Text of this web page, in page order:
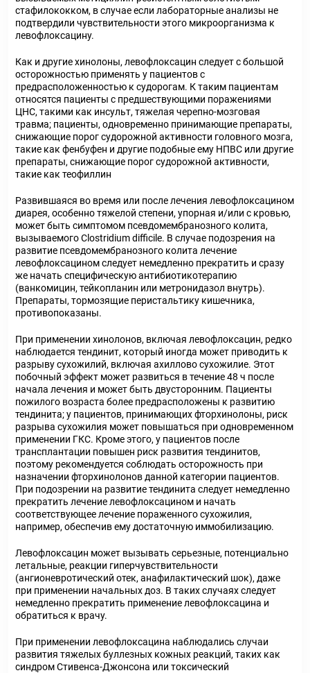
стафилококком, в случае если лабораторные анализы не
подтвердили чувствительности этого микроорганизма к
левофлоксацину.
Как и другие хинолоны, левофлоксацин следует с большой
осторожностью применять у пациентов с
предрасположенностью к судорогам. К таким пациентам
относятся пациенты с предшествующими поражениями
ЦНС, такими как инсульт, тяжелая черепно-мозговая
травма; пациенты, одновременно принимающие препараты,
снижающие порог судорожной активности головного мозга,
такие как фенбуфен и другие подобные ему НПВС или другие
препараты, снижающие порог судорожной активности,
такие как теофиллин
Развившаяся во время или после лечения левофлоксацином
диарея, особенно тяжелой степени, упорная и/или с кровью,
может быть симптомом псевдомембранозного колита,
вызываемого Clostridium difficile. В случае подозрения на
развитие псевдомембранозного колита лечение
левофлоксацином следует немедленно прекратить и сразу
же начать специфическую антибиотикотерапию
(ванкомицин, тейкопланин или метронидазол внутрь).
Препараты, тормозящие перистальтику кишечника,
противопоказаны.
При применении хинолонов, включая левофлоксацин, редко
наблюдается тендинит, который иногда может приводить к
разрыву сухожилий, включая ахиллово сухожилие. Этот
побочный эффект может развиться в течение 48 ч после
начала лечения и может быть двусторонним. Пациенты
пожилого возраста более предрасположены к развитию
тендинита; у пациентов, принимающих фторхинолоны, риск
разрыва сухожилия может повышаться при одновременном
применении ГКС. Кроме этого, у пациентов после
трансплантации повышен риск развития тендинитов,
поэтому рекомендуется соблюдать осторожность при
назначении фторхинолонов данной категории пациентов.
При подозрении на развитие тендинита следует немедленно
прекратить лечение левофлоксацином и начать
соответствующее лечение пораженного сухожилия,
например, обеспечив ему достаточную иммобилизацию.
Левофлоксацин может вызывать серьезные, потенциально
летальные, реакции гиперчувствительности
(ангионевротический отек, анафилактический шок), даже
при применении начальных доз. В таких случаях следует
немедленно прекратить применение левофлоксацина и
обратиться к врачу.
При применении левофлоксацина наблюдались случаи
развития тяжелых буллезных кожных реакций, таких как
синдром Стивенса-Джонсона или токсический